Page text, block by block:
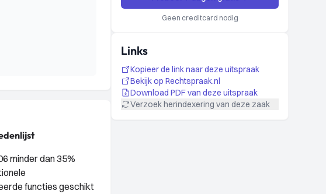
minder dan 35%
functies geschikt
Geen creditcard nodig
Links
Kopieer de link naar deze uitspraak
Bekijk op Rechtspraak.nl
Download PDF van deze uitspraak
Verzoek herindexering van deze zaak